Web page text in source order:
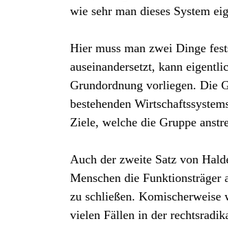
wie sehr man dieses System
Hier muss man zwei Dinge
auseinandersetzt, kann
Grundordnung vorliegen. Die
bestehenden
Ziele, welche die Gruppe
Auch der zweite Satz von
Menschen die Funktionsträger
zu schließen. Komischerweise
vielen Fällen in der